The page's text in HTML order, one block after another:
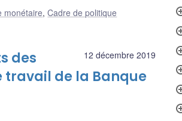
monétaire,Cadre de politique
12 décembre 2019
des
travail de la Banque